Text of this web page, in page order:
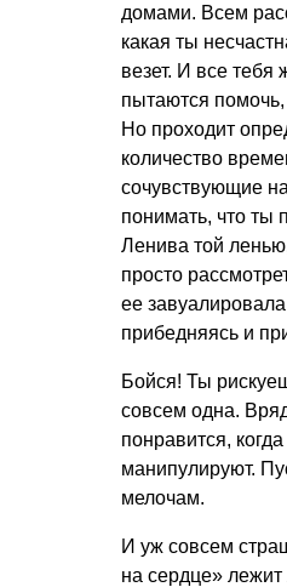
домами. Всем
какая ты
везет. И все тебя
пытаются
Но проходит
количество
сочувствующие
понимать, что ты
Ленива той
просто
ее
прибедняясь и
Бойся! Ты
совсем одна.
понравится,
манипулируют.
мелочам.
И уж совсем
на сердце» лежит